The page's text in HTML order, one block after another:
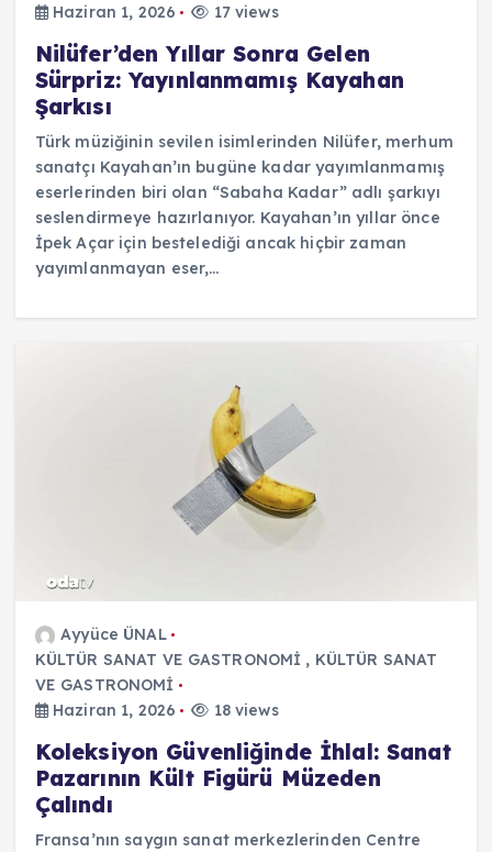
Haziran 1, 2026
17 views
Nilüfer’den Yıllar Sonra Gelen
Sürpriz: Yayınlanmamış Kayahan
Şarkısı
Türk müziğinin sevilen isimlerinden Nilüfer, merhum
sanatçı Kayahan’ın bugüne kadar yayımlanmamış
eserlerinden biri olan “Sabaha Kadar” adlı şarkıyı
seslendirmeye hazırlanıyor. Kayahan’ın yıllar önce
İpek Açar için bestelediği ancak hiçbir zaman
yayımlanmayan eser,…
Ayyüce ÜNAL
KÜLTÜR SANAT VE GASTRONOMİ , KÜLTÜR SANAT
VE GASTRONOMİ
Haziran 1, 2026
18 views
Koleksiyon Güvenliğinde İhlal: Sanat
Pazarının Kült Figürü Müzeden
Çalındı
Fransa’nın saygın sanat merkezlerinden Centre